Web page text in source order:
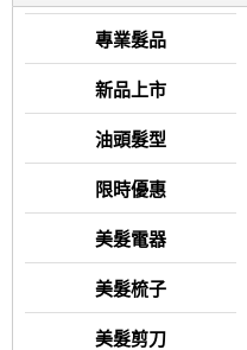
專業髮品
新品上市
油頭髮型
限時優惠
美髮電器
美髮梳子
美髮剪刀